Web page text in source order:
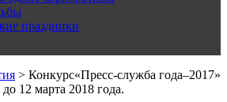
праздники
> Конкурс«Пресс-служба года–2017»
12 марта 2018 года.